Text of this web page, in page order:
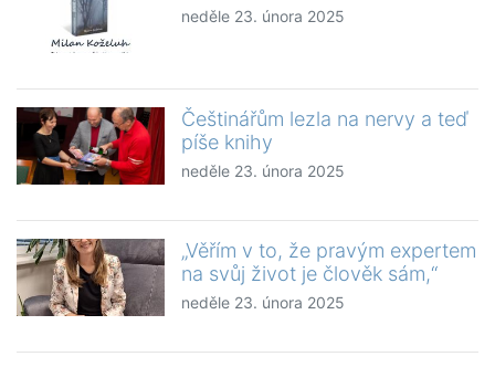
neděle 23. února 2025
Češtinářům lezla na nervy a teď
píše knihy
neděle 23. února 2025
„Věřím v to, že pravým expertem
na svůj život je člověk sám,“
neděle 23. února 2025